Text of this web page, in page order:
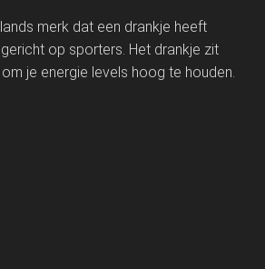
merk dat een drankje heeft
op sporters. Het drankje zit
je energie levels hoog te houden.